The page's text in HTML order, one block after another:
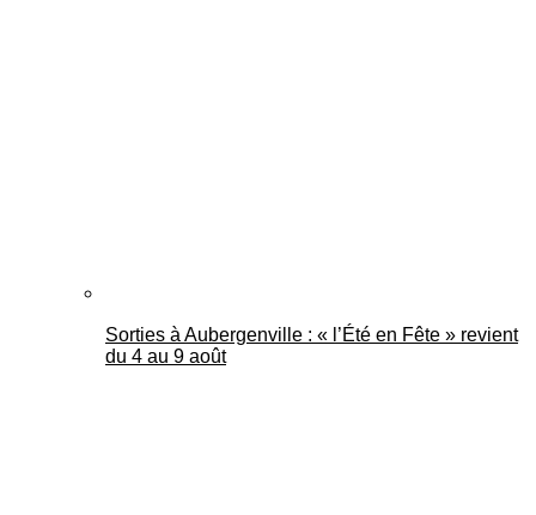
Sorties à Aubergenville : « l’Été en Fête » revient
du 4 au 9 août